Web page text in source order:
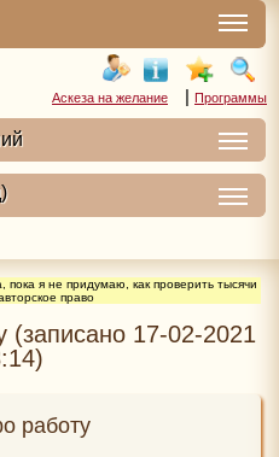
Аскеза на желание | Программы
пока я не придумаю, как проверить тысячи
право
(записано 17-02-2021
работу